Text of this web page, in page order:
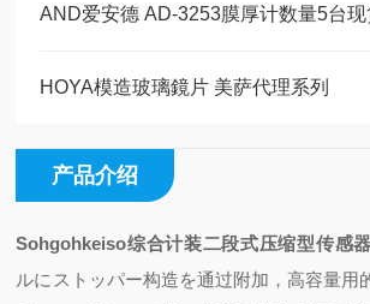
HOYA模造玻璃鏡片 美萨代理系列
产品介绍
Sohgohkeiso综合计装二段式压缩型传感器
ルにストッパー构造を通过附加，高容量用